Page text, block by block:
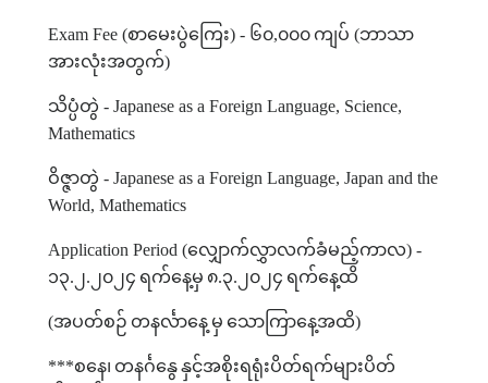
Exam Fee (စာမေးပွဲကြေး) - ၆၀,၀၀၀ ကျပ် (ဘာသာ
အားလုံးအတွက်)
သိပ္ပံတွဲ - Japanese as a Foreign Language, Science,
Mathematics
ဝိဇ္ဇာတွဲ - Japanese as a Foreign Language, Japan and the
World, Mathematics
Application Period (လျှောက်လွှာလက်ခံမည့်ကာလ) -
၁၃. ၂. ၂၀၂၄ ရက်နေ့မှ ၈.၃. ၂၀၂၄ ရက်နေ့ထိ
(အပတ်စဉ် တနင်္လာနေ့ မှ သောကြာနေ့အထိ)
***စနေ၊ တနင်္ဂနွေ နှင့်အစိုးရရုံးပိတ်ရက်များပိတ်